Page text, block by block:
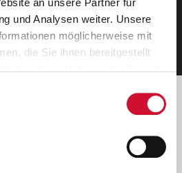
und Analysen weiter. Unsere
möglicherweise mit
die Sie ihnen bereitgestellt
klicken, so stimmen
Cookies zu. Sie können
jederzeit widerrufen,
aufrufen und diese
eintragen